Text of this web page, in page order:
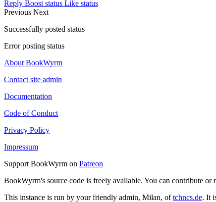
Reply Boost status Like status
Previous Next
Successfully posted status
Error posting status
About BookWyrm
Contact site admin
Documentation
Code of Conduct
Privacy Policy
Impressum
Support BookWyrm on Patreon
BookWyrm's source code is freely available. You can contribute or
This instance is run by your friendly admin, Milan, oftchncs.de. It